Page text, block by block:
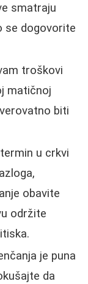
smatraju
se dogovorite
troškovi
matičnoj
biti
u crkvi
obavite
održite
je puna
da